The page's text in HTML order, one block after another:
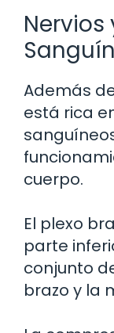
Nervios
Además
está rica
cuerpo.
El plexo
parte
conjunto
brazo y la